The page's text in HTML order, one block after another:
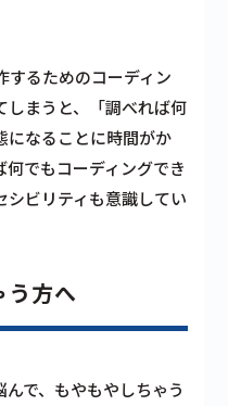
るためのコーディン
しまうと、「調べれば何
になることに時間がか
でもコーディングでき
シビリティも意識してい
う方へ
で、もやもやしちゃう